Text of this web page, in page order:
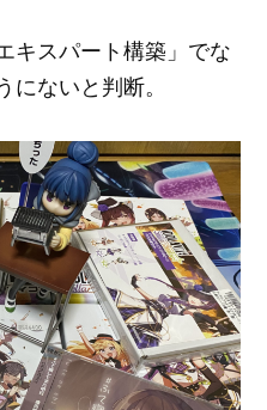
キスパート構築」でな
にないと判断。